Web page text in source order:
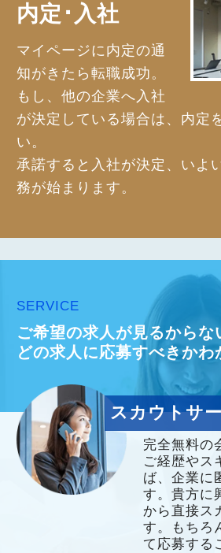
内定･入社
マイページに内定の通
知がきたら転職成功。
もし、他の企業へ入社
が決定している場合は、内定
い。
承諾すると入社が決定、いよ
務が始まります。
SERVICE
ご希望の求人が見るからな
どの求人に応募すべきかわ
スカウトサ
完全無料の
ご経歴やス
ば、企業に
す。貴方に
から直接ス
す。もちろ
て応募する